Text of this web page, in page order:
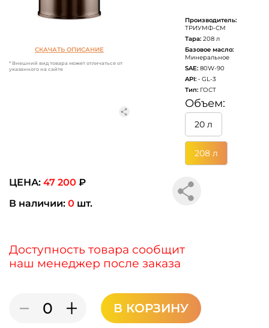
СКАЧАТЬ ОПИСАНИЕ
* Внешний вид товара может отличаться от
указанного на сайте
Производитель:
ТРИУМФ-СМ
Тара:208 л
Базовое масло:
Минеральное
SAE:80W-90
API:• GL-3
Тип:ГОСТ
Объем:
20 л
208 л
ЦЕНА: 47 200 ₽
В наличии: 0 шт.
Доступность товара сообщит
наш менеджер после заказа
В КОРЗИНУ